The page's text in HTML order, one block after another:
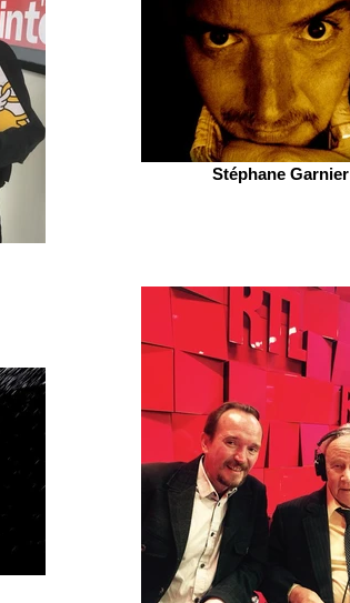
Stéphane Garnier